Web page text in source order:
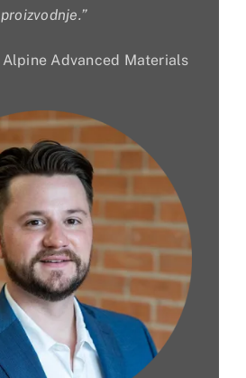
proizvodnje.”
Alpine Advanced Materials